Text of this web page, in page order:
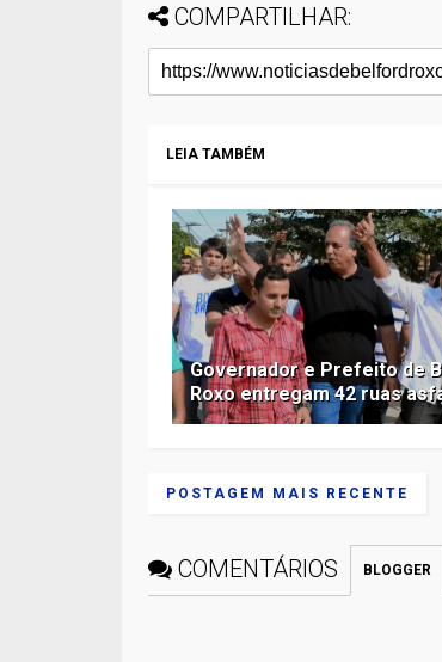
COMPARTILHAR:
LEIA TAMBÉM
Governador e Prefeito de
Roxo entregam 42 ruas
POSTAGEM MAIS RECENTE
COMENTÁRIOS BLOGGER